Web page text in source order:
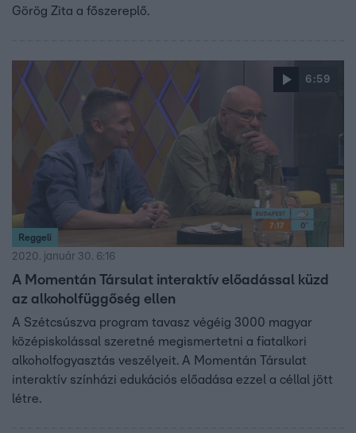
Görög Zita a főszereplő.
6:59
Reggeli
2020. január 30. 6:16
A Momentán Társulat interaktív előadással küzd
az alkoholfüggőség ellen
A Szétcsúszva program tavasz végéig 3000 magyar
középiskolással szeretné megismertetni a fiatalkori
alkoholfogyasztás veszélyeit. A Momentán Társulat
interaktív színházi edukációs előadása ezzel a céllal jött
létre.